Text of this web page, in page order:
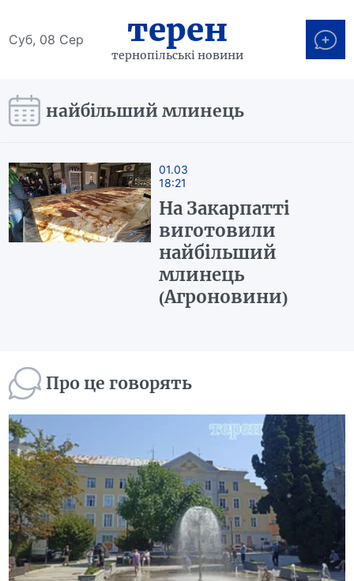
Суб, 08 Сер терен
тернопільські новини
найбільший млинець
01.03
18:21
На Закарпатті
виготовили
найбільший
млинець
(Агроновини)
Про це говорять